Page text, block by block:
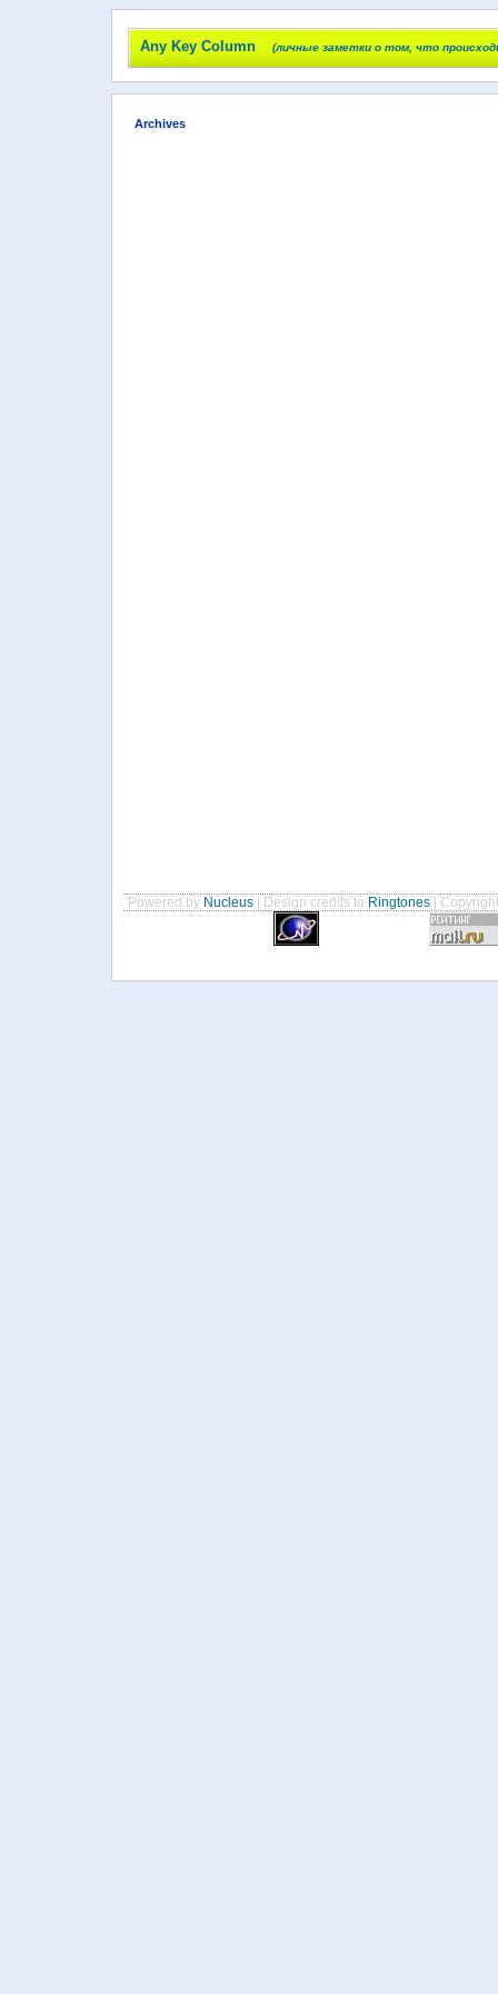
Any Key Column (личные заметки о том, что
Archives
Powered by Nucleus | Design credits to Ringtones |